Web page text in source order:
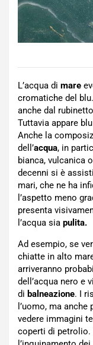
L’acqua di mare
cromatiche del
anche dal
Tuttavia appare
Anche la
dell’acqua, in
bianca, vulcanica
decenni si è
mari, che ne ha
l’aspetto meno
presenta
l’acqua sia pulita.
Ad esempio, se
chiatte in alto
arriveranno
dell’acqua nero e
di balneazione. I
l’uomo, ma
vedere immagini
coperti di petrolio.